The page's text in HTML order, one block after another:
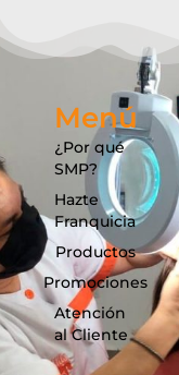
Menú
¿Por qué
SMP?
Hazte
Franquicia
Productos
Promociones
Atención
al Cliente